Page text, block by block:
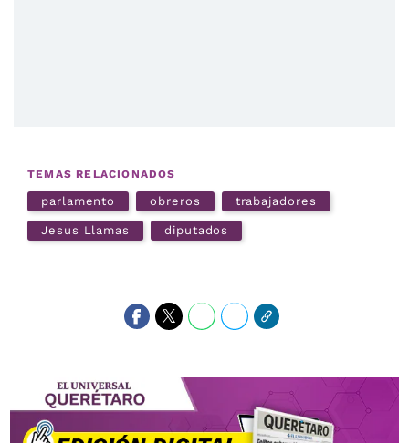
TEMAS RELACIONADOS
parlamento obreros trabajadores
Jesus Llamas diputados